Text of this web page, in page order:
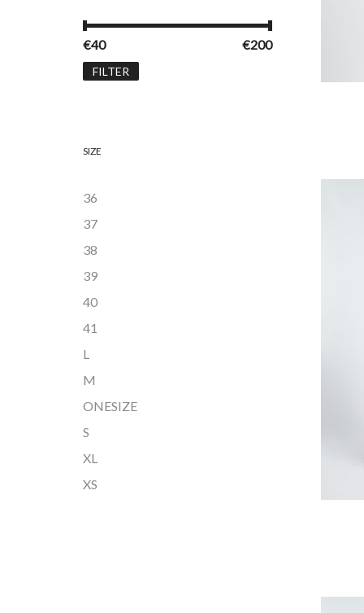
Min. prijs
Max. prijs
FILTER
Prijs:
€40 €200
SIZE
36
37
38
39
40
41
L
M
ONESIZE
S
XL
XS